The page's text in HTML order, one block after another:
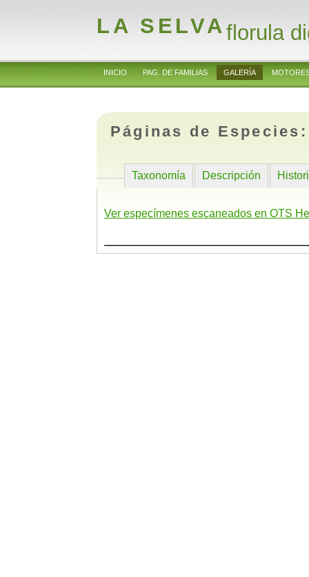
LA SELVAflorula
INICIO PAG. DE FAMILIAS GALERÍA
Páginas de
Taxonomía Descripción
Ver especímenes escaneados en OTS